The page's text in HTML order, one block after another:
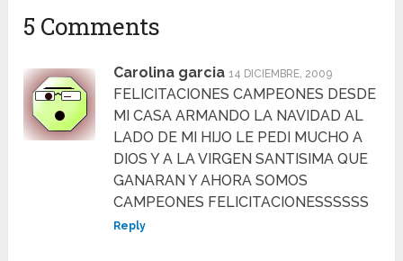
5 Comments
Carolina garcia 14 DICIEMBRE, 2009
FELICITACIONES CAMPEONES DESDE
MI CASA ARMANDO LA NAVIDAD AL
LADO DE MI HIJO LE PEDI MUCHO A
DIOS Y A LA VIRGEN SANTISIMA QUE
GANARAN Y AHORA SOMOS
CAMPEONES FELICITACIONESSSSSS
Reply